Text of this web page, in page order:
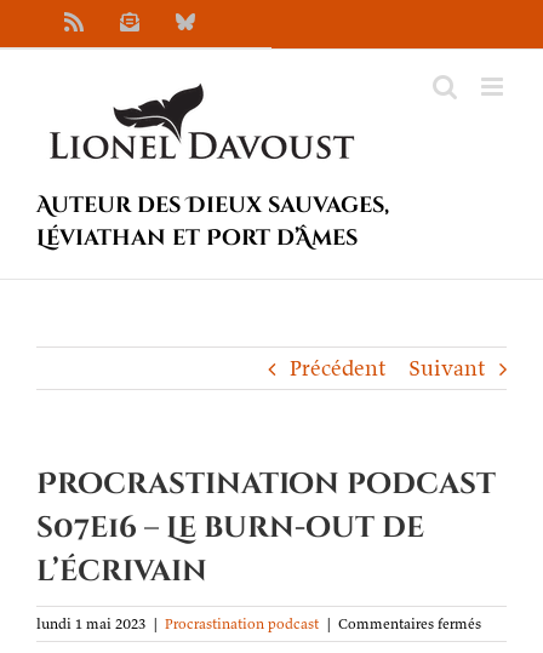
au
NewsletterBluesky
Auteur des Dieux sauvages,
Léviathan et Port d’Âmes
Précédent Suivant
Procrastination podcast
s07e16 – Le burn-out de
l’écrivain
lundi 1 mai 2023 | Procrastination podcast | Commentaires ferméssur